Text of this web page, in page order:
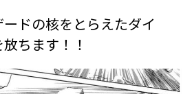
ドの核をとらえたダイ
ちます！！